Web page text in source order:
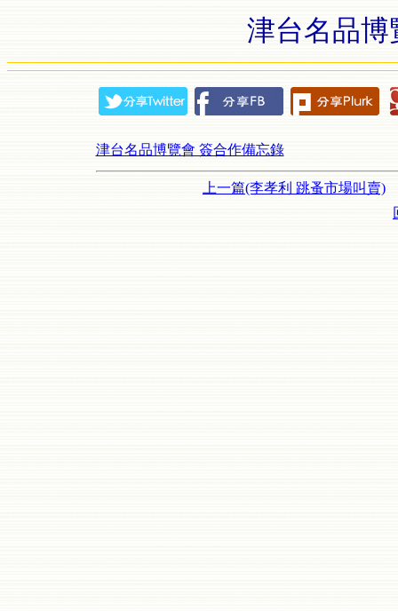
津台名品博
津台名品博覽會 簽合作備忘錄
上一篇(李孝利 跳蚤市場叫賣)